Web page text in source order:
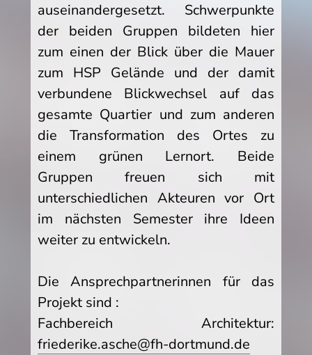
auseinandergesetzt. Schwerpunkte
der beiden Gruppen bildeten hier
zum einen der Blick über die Mauer
zum HSP Gelände und der damit
verbundene Blickwechsel auf das
gesamte Quartier und zum anderen
die Transformation des Ortes zu
einem grünen Lernort. Beide
Gruppen freuen sich mit
unterschiedlichen Akteuren vor Ort
im nächsten Semester ihre Ideen
weiter zu entwickeln.
Die Ansprechpartnerinnen für das
Projekt sind :
Fachbereich Architektur:
friederike.asche@fh-dortmund.de